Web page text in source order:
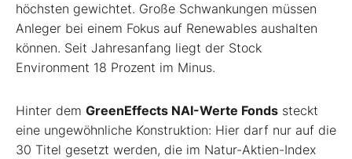
höchsten gewichtet. Große Schwankungen müssen
Anleger bei einem Fokus auf Renewables aushalten
können. Seit Jahresanfang liegt der Stock
Environment 18 Prozent im Minus.
Hinter dem GreenEffects NAI-Werte Fonds steckt
eine ungewöhnliche Konstruktion: Hier darf nur auf die
30 Titel gesetzt werden, die im Natur-Aktien-Index